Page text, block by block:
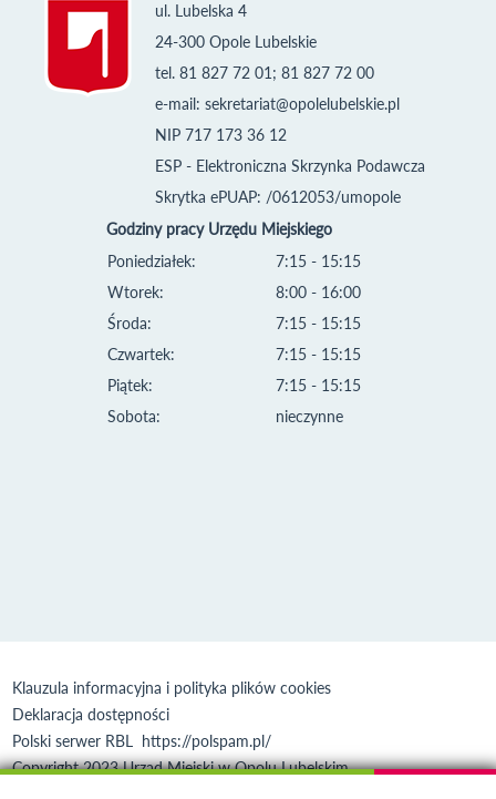
ul. Lubelska 4
24-300 Opole Lubelskie
tel. 81 827 72 01; 81 827 72 00
e-mail: sekretariat@opolelubelskie.pl
NIP 717 173 36 12
ESP - Elektroniczna Skrzynka Podawcza
Skrytka ePUAP: /0612053/umopole
Godziny pracy Urzędu Miejskiego
Poniedziałek:
Wtorek:
Środa:
Czwartek:
Piątek:
Sobota:
7:15 - 15:15
8:00 - 16:00
7:15 - 15:15
7:15 - 15:15
7:15 - 15:15
nieczynne
Klauzula informacyjna i polityka plików cookies
Deklaracja dostępności
Polski serwer RBL https://polspam.pl/
Copyright 2023 Urząd Miejski w Opolu Lubelskim